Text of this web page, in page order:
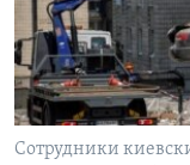
Learning English
СОЦИАЛЬНЫЕ СЕТИ
Сотрудники